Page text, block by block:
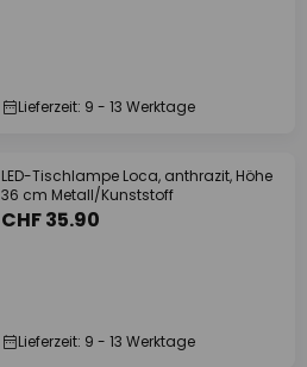
Lieferzeit: 9 - 13 Werktage
LED-Tischlampe Loca, anthrazit, Höhe
36 cm Metall/Kunststoff
CHF 35.90
Lieferzeit: 9 - 13 Werktage